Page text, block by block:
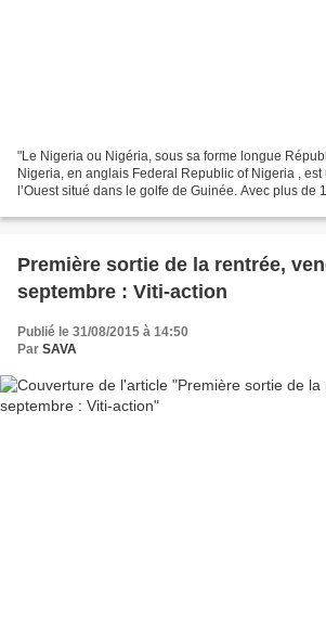
"Le Nigeria ou Nigéria, sous sa forme longue
Nigeria, en anglais Federal Republic of Nigeria , est
l’Ouest situé dans le golfe de Guinée. Avec plus de
Première sortie de la rentrée,
septembre : Viti-action
Publié le 31/08/2015 à 14:50
Par SAVA